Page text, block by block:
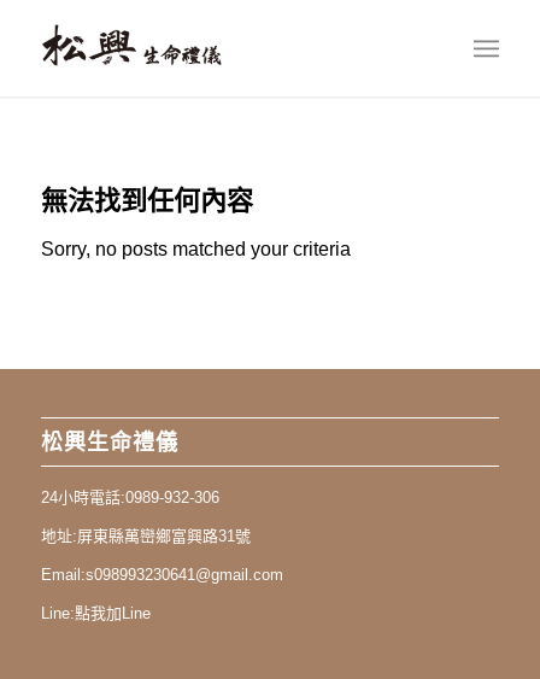
無法找到任何內容
Sorry, no posts matched your criteria
松興生命禮儀
24小時電話:0989-932-306
地址:屏東縣萬巒鄉富興路31號
Email:s098993230641@gmail.com
Line:點我加Line